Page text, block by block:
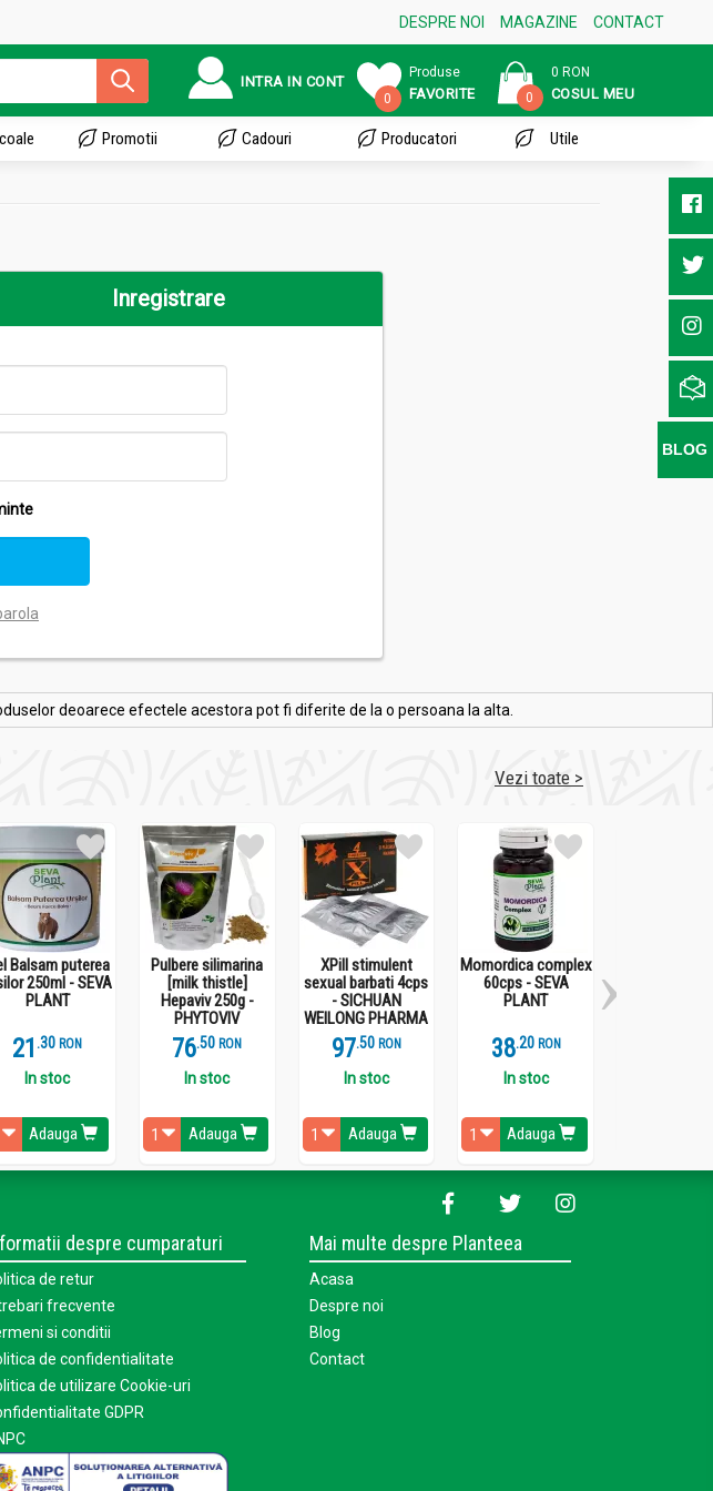
DESPRE NOI MAGAZINE CONTACT
INTRA IN CONT
0
Produse
FAVORITE 0
0 RON
COSUL MEU
Promotii Cadouri Producatori Utile
Inregistrare
deoarece efectele acestora pot fi diferite de la o persoana la alta.
Vezi toate >
Balsam puterea
250ml - SEVA
PLANT
21 .3 RON
In stoc
Adauga
Pulbere silimarina
[milk thistle]
Hepaviv 250g -
PHYTOVIV
76.5 RON
In stoc
Adauga
XPill stimulent
sexual barbati 4cps
- SICHUAN
WEILONG PHARMA
97.5 RON
In stoc
Adauga
Momordica complex
60cps - SEVA
PLANT
38.2 RON
In stoc
Adauga
despre cumparaturi
de retur
frecvente
si conditii
de confidentialitate
de utilizare Cookie-uri
GDPR
Mai multe despre Planteea
Acasa
Despre noi
Blog
Contact
BLOG